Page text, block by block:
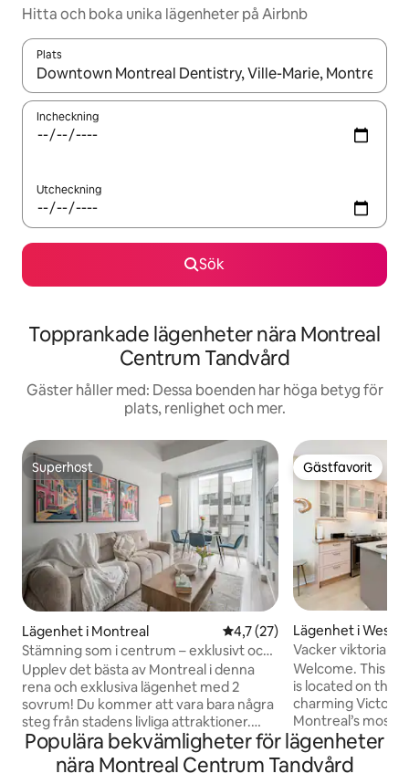
Hitta och boka unika lägenheter på Airbnb
Plats
När resultaten är tillgängliga kan du navigera med upp- och
Incheckning
Utcheckning
Sök
Topprankade lägenheter nära Montreal
Centrum Tandvård
Gäster håller med: Dessa boenden har höga betyg för
plats, renlighet och mer.
Superhost
Superhost
Lägenhet i Montreal 4,7 av 5 i genomsnittligt
4,7 (27)
Stämning som i centrum – exklusivt och
modernt
Upplev det bästa av Montreal i denna
rena och exklusiva lägenhet med 2
sovrum! Du kommer att vara bara några
steg från stadens livliga attraktioner.
Njut av moderna bekvämligheter som
luftkonditionering, ett fullt utrustat kök,
höghastighetsinternet och tvättmaskin
Gästfavorit
Gästfavorit
Lägenhet i
Vacker
sovrum
Welcome. This
is located on the
charming
Montreal’s most
neighbourhoods. This bright peaceful
apartment
retractable blind
Populära bekvämligheter för lägenheter
nära Montreal Centrum Tandvård